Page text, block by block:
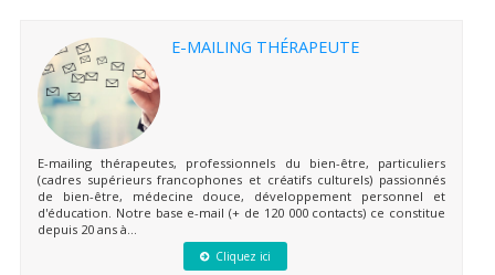
E-MAILING THÉRAPEUTE
E-mailing thérapeutes, professionnels du bien-être, particuliers
(cadres supérieurs francophones et créatifs culturels) passionnés
de bien-être, médecine douce, développement personnel et
d'éducation. Notre base e-mail (+ de 120 000 contacts) ce constitue
depuis 20 ans à...
Cliquez ici